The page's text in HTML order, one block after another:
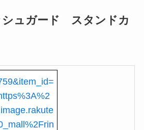
シュガード スタンドカ